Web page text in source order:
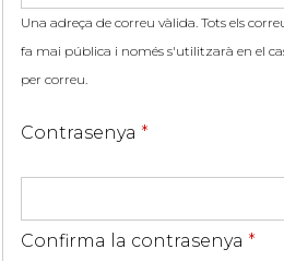
Una adreça de correu vàlida. Tots els
fa mai pública i només s'utilitzarà en el
per correu.
Contrasenya *
Confirma la contrasenya *